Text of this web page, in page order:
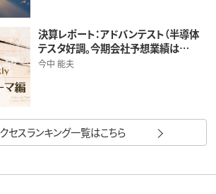
決算レポート：アドバンテスト（半導体
テスタ好調。今期会社予想業績は…
今中 能夫
セスランキング一覧はこちら